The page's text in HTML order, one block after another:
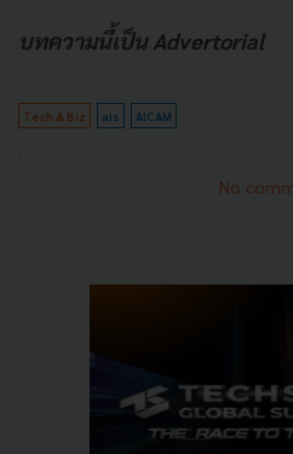
บทความนี้เป็น Advertorial
Tech & Biz ais AICAM
No